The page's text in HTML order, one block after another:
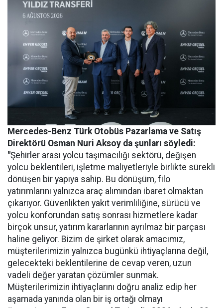
Mercedes-Benz Türk Otobüs Pazarlama ve Satış
Direktörü Osman Nuri Aksoy da şunları söyledi:
"Şehirler arası yolcu taşımacılığı sektörü, değişen
yolcu beklentileri, işletme maliyetleriyle birlikte sürekli
dönüşen bir yapıya sahip. Bu dönüşüm, filo
yatırımlarını yalnızca araç alımından ibaret olmaktan
çıkarıyor. Güvenlikten yakıt verimliliğine, sürücü ve
yolcu konforundan satış sonrası hizmetlere kadar
birçok unsur, yatırım kararlarının ayrılmaz bir parçası
haline geliyor. Bizim de şirket olarak amacımız,
müşterilerimizin yalnızca bugünkü ihtiyaçlarına değil,
gelecekteki beklentilerine de cevap veren, uzun
vadeli değer yaratan çözümler sunmak.
Müşterilerimizin ihtiyaçlarını doğru analiz edip her
aşamada yanında olan bir iş ortağı olmayı